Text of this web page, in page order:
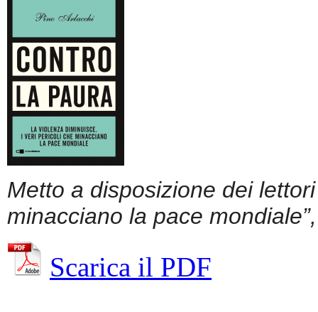
Metto a disposizione dei
minacciano la pace
Scarica il PDF